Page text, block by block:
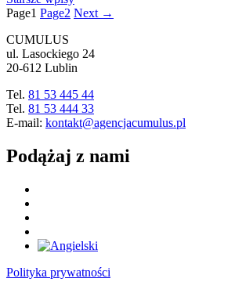
Page1 Page2 Next →
CUMULUS
ul. Lasockiego 24
20-612 Lublin
Tel. 81 53 445 44
Tel. 81 53 444 33
E-mail: kontakt@agencjacumulus.pl
Podążaj z nami
Polityka prywatności